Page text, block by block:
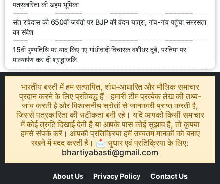
पत्रकारिता की अहम भूमिका
संत रविदास की 650वीं जयंती पर BJP की वंदन यात्रा, गांव-गांव पहुंचा समरसता
का संदेश
15वीं पुण्यतिथि पर याद किए गए गांधीवादी विचारक वंशीधर दूबे, प्रतिमा पर
माल्यार्पण कर दी श्रद्धांजलि
भारतीय बस्ती में हम सत्यापित, शोध-आधारित और मौलिक समाचार
प्रदान करने के लिए प्रतिबद्ध हैं। हमारी टीम प्रत्येक लेख की तथ्य-
जांच करती है और विश्वसनीय स्रोतों से जानकारी प्राप्त करती है,
जिससे पत्रकारिता की सटीकता बनी रहे। यदि आपको किसी समाचार
में कोई त्रुटि दिखाई देती है या आपके पास कोई सुझाव है, तो कृपया
हमसे संपर्क करें। आपकी प्रतिक्रिया हमें उच्चतम मानकों को बनाए
रखने में मदद करती है। 📩 सुधार एवं प्रतिक्रिया के लिए:
bhartiyabasti@gmail.com
About Us Privacy Policy Contact Us